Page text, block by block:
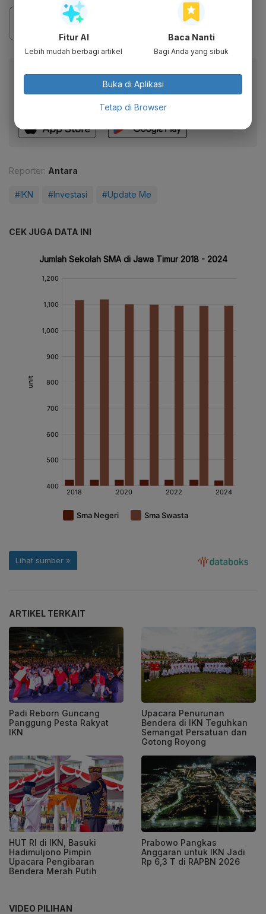
Baca artikel ini lewat aplikasi mobile.
Dapatkan pengalaman membaca lebih nyaman dan nikmati
fitur menarik lainnya lewat aplikasi mobile Katadata.
Reporter: Antara
#IKN #Investasi #Update Me
CEK JUGA DATA INI
ARTIKEL TERKAIT
Padi Reborn Guncang
Panggung Pesta Rakyat
IKN
Upacara Penurunan
Bendera di IKN Teguhkan
Semangat Persatuan dan
Gotong Royong
HUT RI di IKN, Basuki
Hadimuljono Pimpin
Upacara Pengibaran
Bendera Merah Putih
Prabowo Pangkas
Anggaran untuk IKN Jadi
Rp 6,3 T di RAPBN 2026
VIDEO PILIHAN
Fitur AI
Lebih mudah berbagi artikel
Baca Nanti
Bagi Anda yang sibuk
Buka di Aplikasi
Tetap di Browser